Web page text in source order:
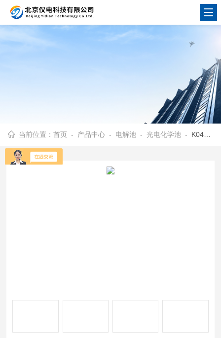
当前位置：首页 - 产品中心 - 电解池 -光电化学池 - K045-S水浴光电电解池